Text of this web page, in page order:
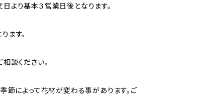
より基本３営業日後となります。
ます。
談ください。
季節によって花材が変わる事があります。ご